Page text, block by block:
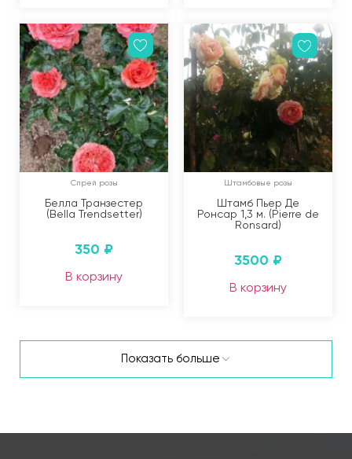
Спрей розы
Белла Транзестер
(Bella Trendsetter)
350 ₽
В корзину
Штамбовые розы
Штамб Пьер Де
Ронсар 1,3 м. (Pierre de
Ronsard)
3500 ₽
В корзину
Показать больше